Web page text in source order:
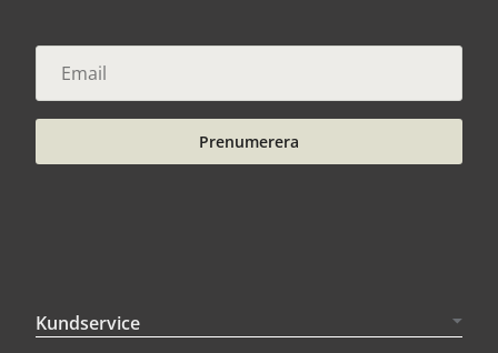
Prenumerera
Kundservice